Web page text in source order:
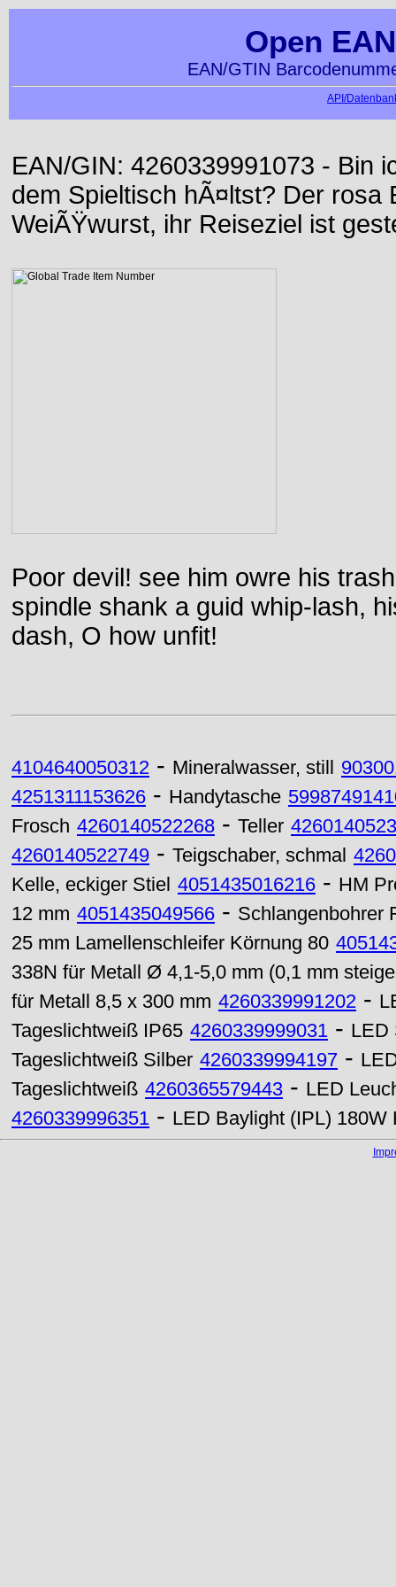
Open
EAN/GTIN
API/
EAN/GIN: 4260339991073 - Bin
dem Spieltisch hÃ¤ltst? Der rosa
WeiÃŸwurst, ihr Reiseziel ist
Poor devil! see him owre his
spindle shank a guid whip-lash,
dash, O how unfit!
4104640050312 - Mineralwasser, still
4251311153626 - Handytasche
Frosch 4260140522268 - Teller
4260140522749 - Teigschaber, schmal
Kelle, eckiger Stiel 4051435016216 - HM
12 mm 4051435049566 - Schlangenbohrer
25 mm Lamellenschleifer Körnung 80
338N für Metall Ø 4,1-5,0 mm (0,1 mm
für Metall 8,5 x 300 mm 4260339991202 -
Tageslichtweiß IP65 4260339999031 - LED
Tageslichtweiß Silber 4260339994197 -
Tageslichtweiß 4260365579443 - LED
4260339996351 - LED Baylight (IPL) 180W